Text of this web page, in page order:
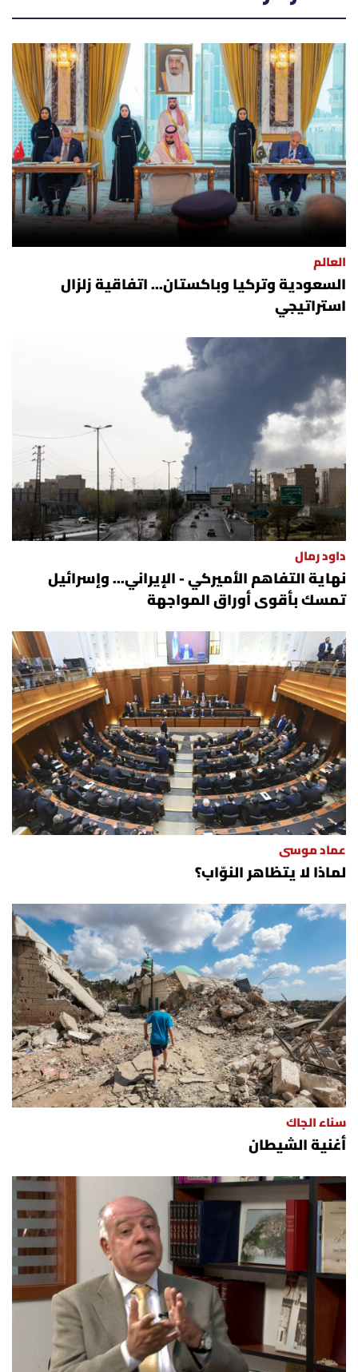
العالم
السعودية وتركيا وباكستان... اتفاقية زلزال
استراتيجي
داود رمال
نهاية التفاهم الأميركي - الإيراني... وإسرائيل
تمسك بأقوى أوراق المواجهة
عماد موسى
لماذا لا يتظاهر النوّاب؟
سناء الجاك
أغنية الشيطان